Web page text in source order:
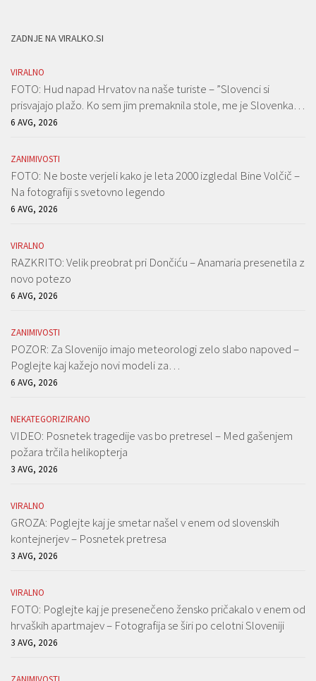
ZADNJE NA VIRALKO.SI
VIRALNO
FOTO: Hud napad Hrvatov na naše turiste – ”Slovenci si
prisvajajo plažo. Ko sem jim premaknila stole, me je Slovenka…
6 AVG, 2026
ZANIMIVOSTI
FOTO: Ne boste verjeli kako je leta 2000 izgledal Bine Volčič –
Na fotografiji s svetovno legendo
6 AVG, 2026
VIRALNO
RAZKRITO: Velik preobrat pri Dončiću – Anamaria presenetila z
novo potezo
6 AVG, 2026
ZANIMIVOSTI
POZOR: Za Slovenijo imajo meteorologi zelo slabo napoved –
Poglejte kaj kažejo novi modeli za…
6 AVG, 2026
NEKATEGORIZIRANO
VIDEO: Posnetek tragedije vas bo pretresel – Med gašenjem
požara trčila helikopterja
3 AVG, 2026
VIRALNO
GROZA: Poglejte kaj je smetar našel v enem od slovenskih
kontejnerjev – Posnetek pretresa
3 AVG, 2026
VIRALNO
FOTO: Poglejte kaj je presenečeno žensko pričakalo v enem od
hrvaških apartmajev – Fotografija se širi po celotni Sloveniji
3 AVG, 2026